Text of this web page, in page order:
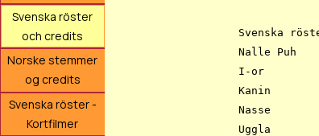
Svenska röster
och credits
Norske stemmer
og credits
Svenska röster -
Kortfilmer
Svenska
Nalle Puh	Guy de la Berg
I-or		Benke Skogholt
Kanin		Charlie Elvegård
Nasse		Michael Blomqvist
Uggla		Gunnar Uddén